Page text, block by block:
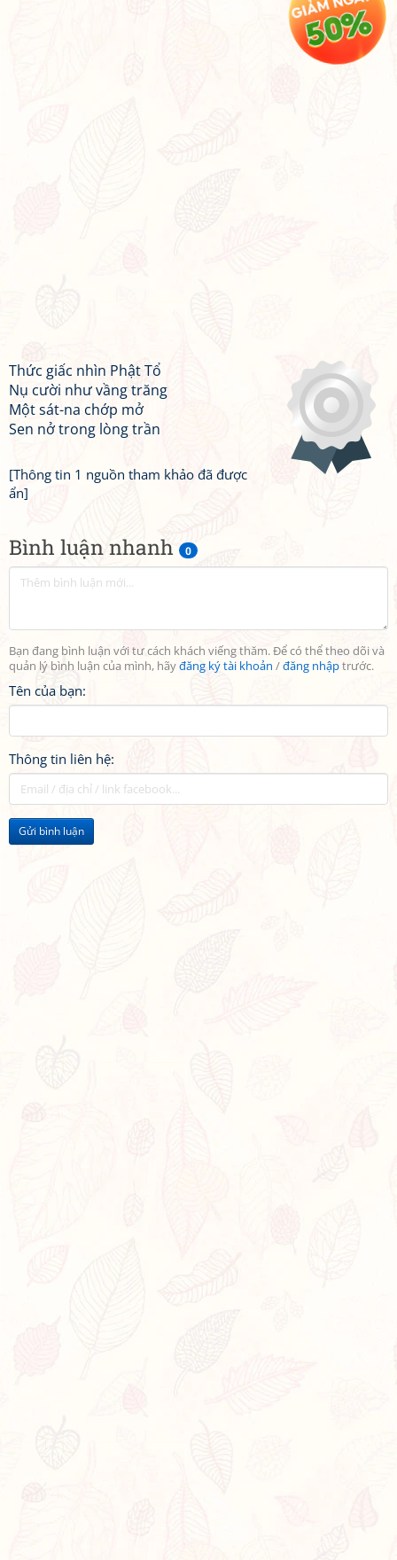
Bình luận nhanh 0
Bạn đang bình luận với tư cách khách viếng thăm. Để có thể theo dõi và
quản lý bình luận của mình, hãyđăng ký tài khoản /đăng nhậptrước.
Tên của bạn:
Thông tin liên hệ:
Gửi bình luận
Thức giấc nhìn Phật Tổ
Nụ cười như vầng trăng
Một sát-na chớp mở
Sen nở trong lòng trần
[Thông tin 1 nguồn tham khảo đã được
ẩn]